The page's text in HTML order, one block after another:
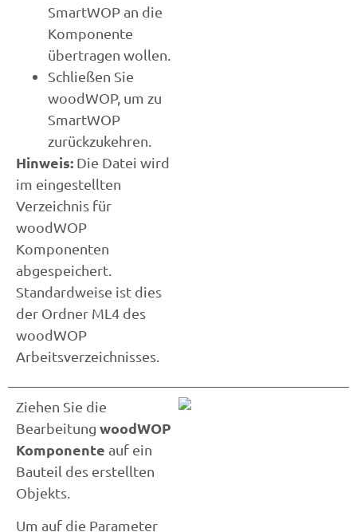
SmartWOP an die
Komponente
übertragen wollen.
Schließen Sie
woodWOP, um zu
SmartWOP
zurückzukehren.
Hinweis: Die Datei wird
im eingestellten
Verzeichnis für
woodWOP
Komponenten
abgespeichert.
Standardweise ist dies
der Ordner ML4 des
woodWOP
Arbeitsverzeichnisses.
Ziehen Sie die
Bearbeitung woodWOP
Komponente auf ein
Bauteil des erstellten
Objekts.
Um auf die Parameter